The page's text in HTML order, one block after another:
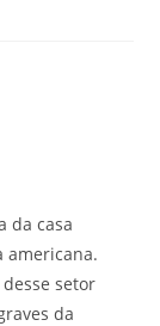
da casa
americana.
setor
da